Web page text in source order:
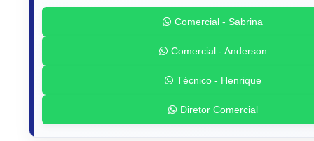
Comercial - Sabrina
Comercial - Anderson
Técnico - Henrique
Diretor Comercial